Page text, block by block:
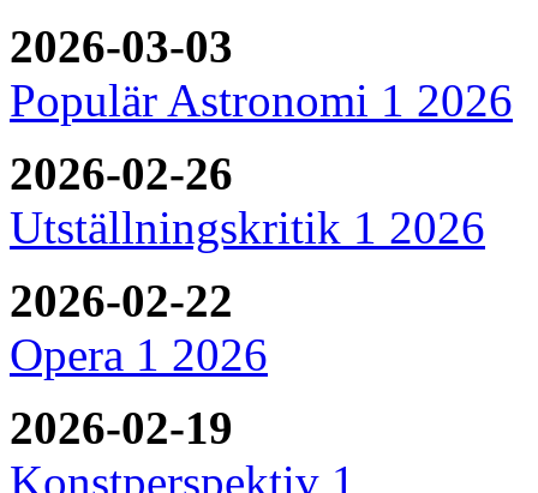
2026-03-03
Populär Astronomi 1 2026
2026-02-26
Utställningskritik 1 2026
2026-02-22
Opera 1 2026
2026-02-19
Konstperspektiv 1